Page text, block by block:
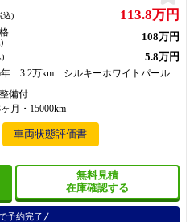
込) 113.8万円
108万円
) 5.8万円
年 3.2万km シルキーホワイトパール
備付
月・15000km
車両状態評価書
無料見積
在庫確認する
予約完了